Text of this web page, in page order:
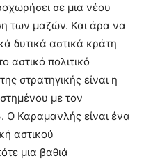
σε μια νέου
των μαζών. Και άρα να
δυτικά αστικά κράτη
αστικό πολιτικό
στρατηγικής είναι η
με τον
Ο Καραμανλής είναι ένα
αστικού
μια βαθιά